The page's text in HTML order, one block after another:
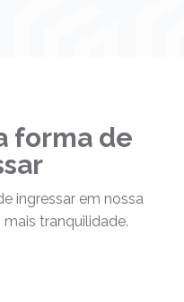
forma de
ingressar em nossa
tranquilidade.